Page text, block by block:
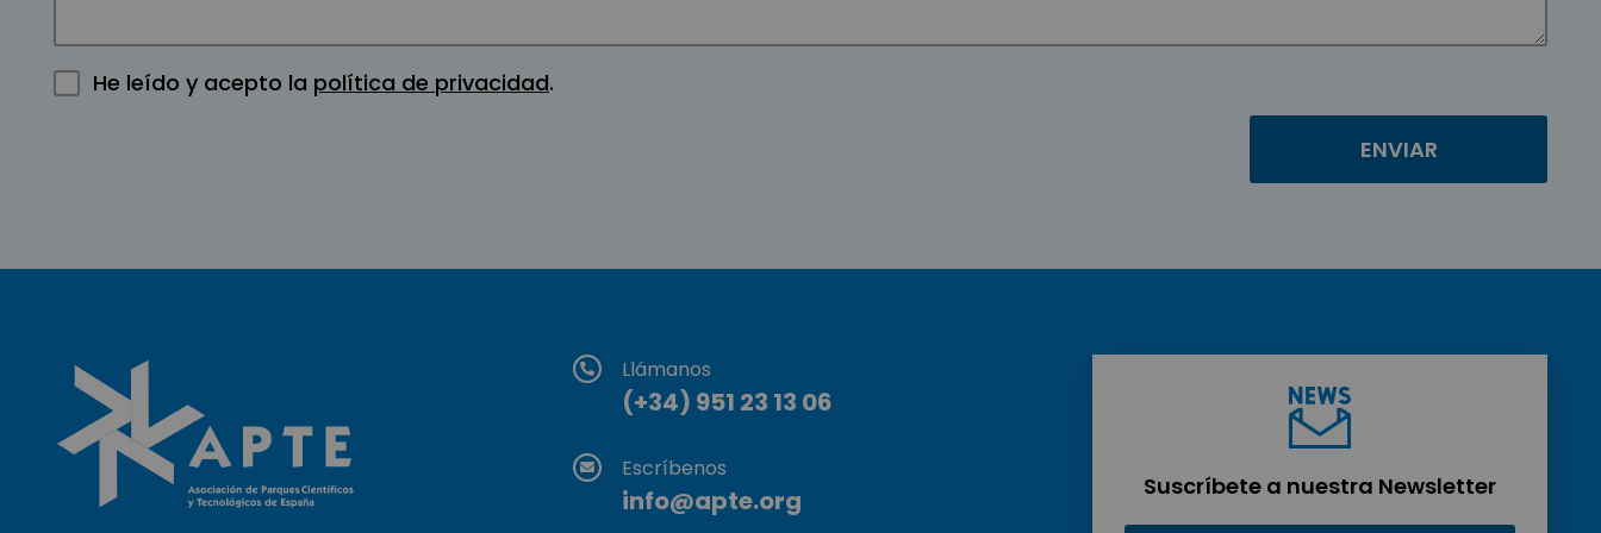
He leído y acepto la política de privacidad.
Llámanos
(+34) 951 23 13 06
Escríbenos
info@apte.org Suscríbete a nuestra Newsletter